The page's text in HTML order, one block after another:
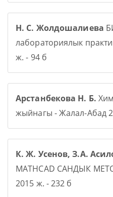
Н. С. Жолдошалиева
лабораториялык
ж. - 94 б
Арстанбекова Н. Б.
жыйнагы - Жалал-Абад
К. Ж. Усенов, З.А.
MATHCAD САНДЫК
2015 ж. - 232 б